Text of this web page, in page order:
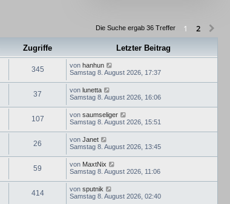
Die Suche ergab 36 Treffer 1 2
Zugriffe
Letzter Beitrag
345 von hanhun
Samstag 8. August 2026, 17:37
37 von lunetta
Samstag 8. August 2026, 16:06
107 von saumseliger
Samstag 8. August 2026, 15:51
26 von Janet
Samstag 8. August 2026, 13:45
59 von MaxtNix
Samstag 8. August 2026, 11:06
414 von sputnik
Samstag 8. August 2026, 02:40